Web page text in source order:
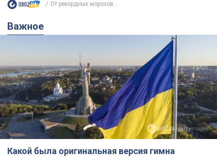
От рекордных морозов...
Важное
Какой была оригинальная версия гимна